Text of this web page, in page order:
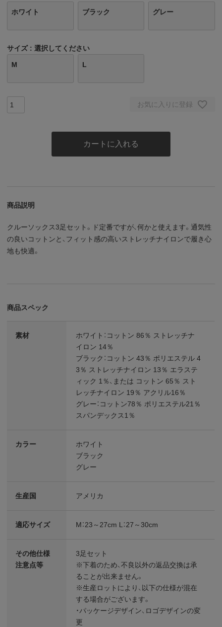
ホワイト ブラック グレー
サイズ 選択してください
M L
お気に入りに登録
カートに入れる
商品説明
クルーソックス3足セット。ド定番ですが、何かと使えます。通気性
の良いコットンと、フィット感の高いストレッチナイロンで履き心
地も快適。
商品スペック
素材
ホワイト：コットン 86％ ストレッチナ
イロン 14％
ブラック：コットン 43％ ポリエステル 4
3％ ストレッチナイロン 13％ エラステ
ィック 1％、または コットン 65％ スト
レッチナイロン 19％ アクリル16％
グレー：コットン78％ ポリエステル21％
スパンデックス1％
カラー
ホワイト
ブラック
グレー
生産国 アメリカ
適応サイズ M：23～27cm L：27～30cm
その他仕様
注意点等
3足セット
※下着のため、不良以外の返品交換は承
ることが出来ません。
※生産ロットにより、以下の仕様が混在
する場合がございます。
・パッケージデザイン、ロゴデザインの変
更